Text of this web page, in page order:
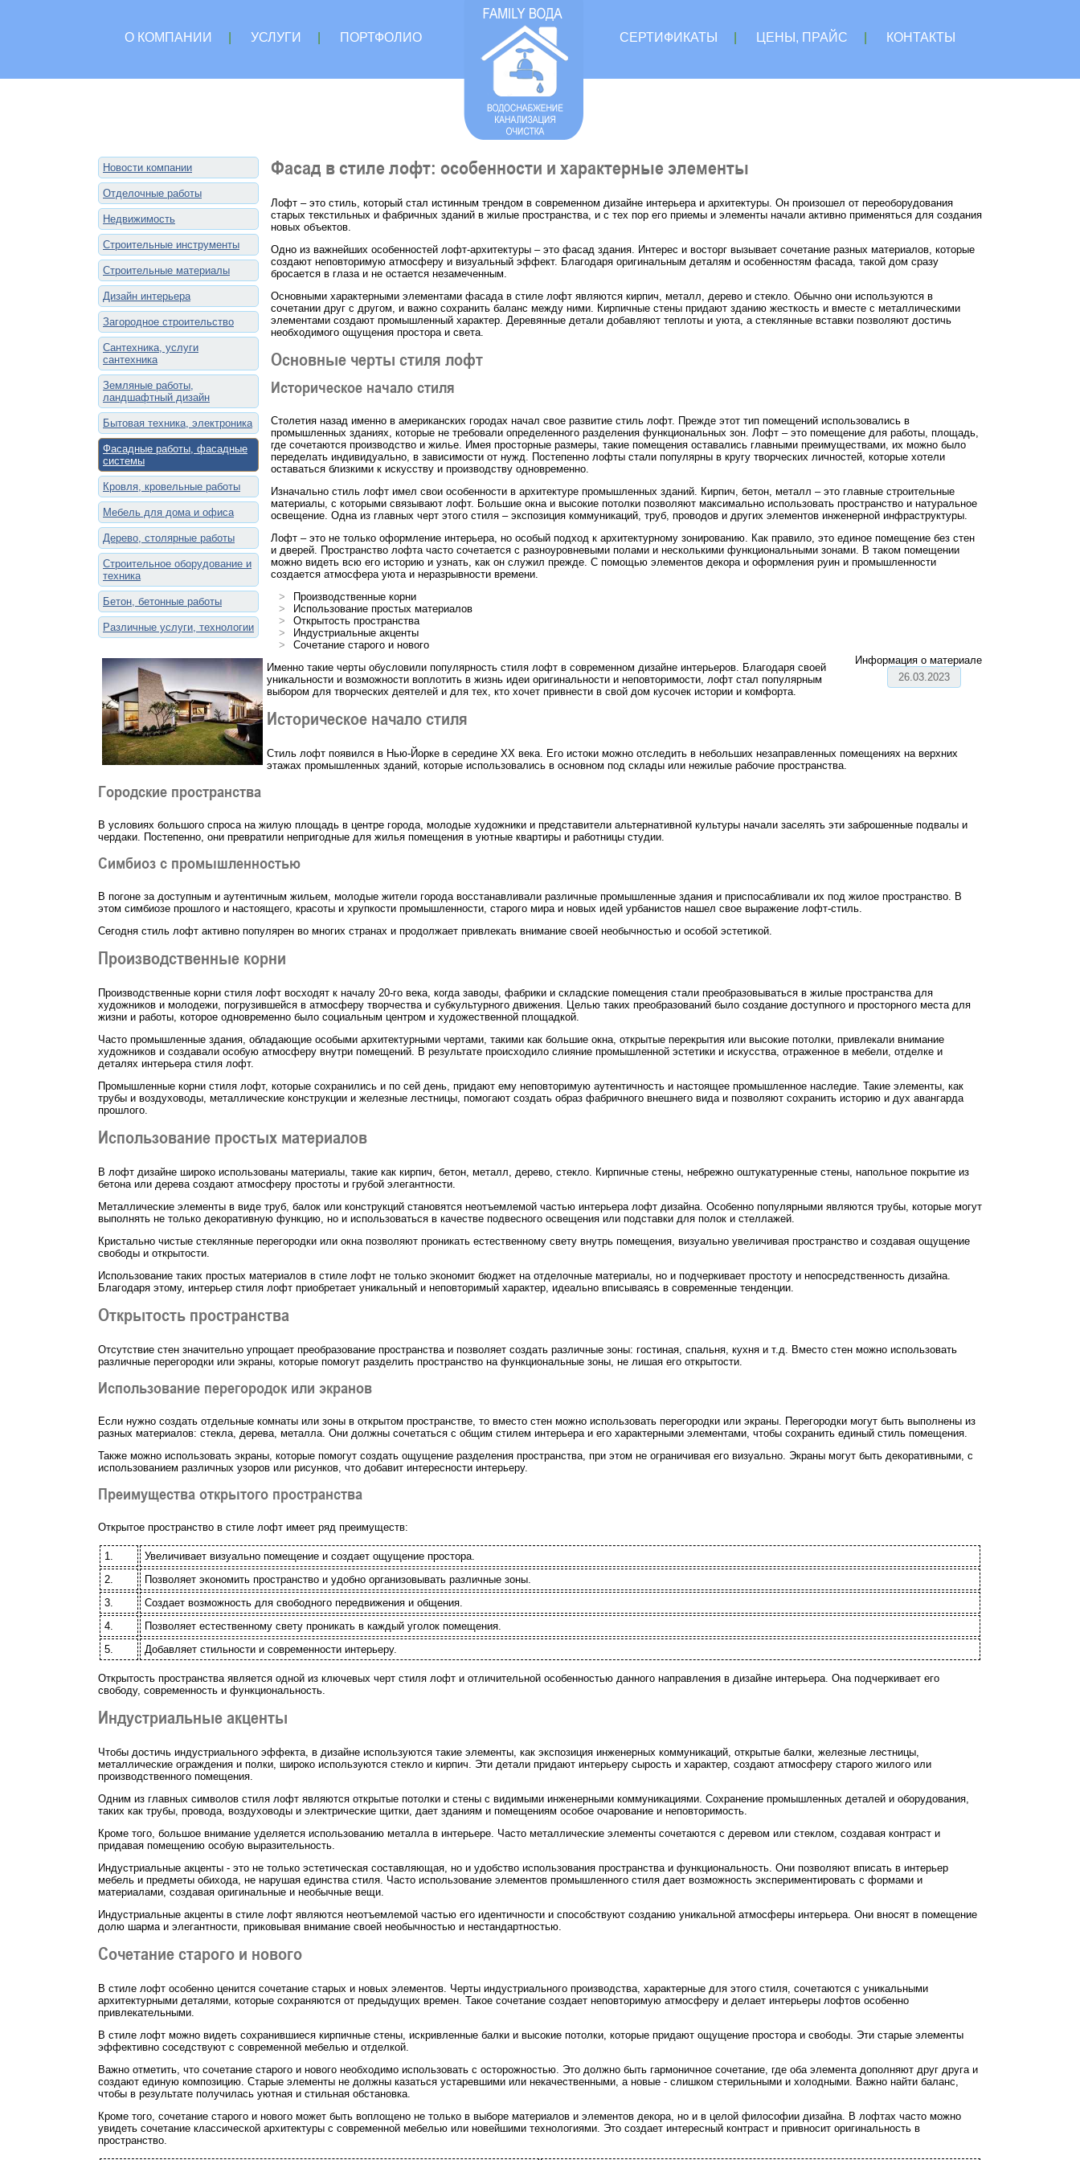
О КОМПАНИИ УСЛУГИ ПОРТФОЛИО СЕРТИФИКАТЫ ЦЕНЫ, ПРАЙС КОНТАКТЫ
Новости компании
Отделочные работы
Недвижимость
Строительные инструменты
Строительные материалы
Дизайн интерьера
Загородное строительство
Сантехника, услуги
сантехника
Земляные работы,
ландшафтный дизайн
Бытовая техника, электроника
Фасадные работы, фасадные
системы
Кровля, кровельные работы
Мебель для дома и офиса
Дерево, столярные работы
Строительное оборудование и
техника
Бетон, бетонные работы
Различные услуги, технологии
Фасад в стиле лофт: особенности и характерные элементы
Информация о материале
26.03.2023
Лофт – это стиль, который стал истинным трендом в современном дизайне интерьера и архитектуры. Он произошел от переоборудования
старых текстильных и фабричных зданий в жилые пространства, и с тех пор его приемы и элементы начали активно применяться для создания
новых объектов.
Одно из важнейших особенностей лофт-архитектуры – это фасад здания. Интерес и восторг вызывает сочетание разных материалов, которые
создают неповторимую атмосферу и визуальный эффект. Благодаря оригинальным деталям и особенностям фасада, такой дом сразу
бросается в глаза и не остается незамеченным.
Основными характерными элементами фасада в стиле лофт являются кирпич, металл, дерево и стекло. Обычно они используются в
сочетании друг с другом, и важно сохранить баланс между ними. Кирпичные стены придают зданию жесткость и вместе с металлическими
элементами создают промышленный характер. Деревянные детали добавляют теплоты и уюта, а стеклянные вставки позволяют достичь
необходимого ощущения простора и света.
Основные черты стиля лофт
Историческое начало стиля
Столетия назад именно в американских городах начал свое развитие стиль лофт. Прежде этот тип помещений использовались в
промышленных зданиях, которые не требовали определенного разделения функциональных зон. Лофт – это помещение для работы, площадь,
где сочетаются производство и жилье. Имея просторные размеры, такие помещения оставались главными преимуществами, их можно было
переделать индивидуально, в зависимости от нужд. Постепенно лофты стали популярны в кругу творческих личностей, которые хотели
оставаться близкими к искусству и производству одновременно.
Изначально стиль лофт имел свои особенности в архитектуре промышленных зданий. Кирпич, бетон, металл – это главные строительные
материалы, с которыми связывают лофт. Большие окна и высокие потолки позволяют максимально использовать пространство и натуральное
освещение. Одна из главных черт этого стиля – экспозиция коммуникаций, труб, проводов и других элементов инженерной инфраструктуры.
Лофт – это не только оформление интерьера, но особый подход к архитектурному зонированию. Как правило, это единое помещение без стен
и дверей. Пространство лофта часто сочетается с разноуровневыми полами и несколькими функциональными зонами. В таком помещении
можно видеть всю его историю и узнать, как он служил прежде. С помощью элементов декора и оформления руин и промышленности
создается атмосфера уюта и неразрывности времени.
Производственные корни
Использование простых материалов
Открытость пространства
Индустриальные акценты
Сочетание старого и нового
Именно такие черты обусловили популярность стиля лофт в современном дизайне интерьеров. Благодаря своей
уникальности и возможности воплотить в жизнь идеи оригинальности и неповторимости, лофт стал популярным
выбором для творческих деятелей и для тех, кто хочет привнести в свой дом кусочек истории и комфорта.
Историческое начало стиля
Стиль лофт появился в Нью-Йорке в середине XX века. Его истоки можно отследить в небольших незаправленных помещениях на верхних
этажах промышленных зданий, которые использовались в основном под склады или нежилые рабочие пространства.
Городские пространства
В условиях большого спроса на жилую площадь в центре города, молодые художники и представители альтернативной культуры начали заселять эти заброшенные подвалы и
чердаки. Постепенно, они превратили непригодные для жилья помещения в уютные квартиры и работницы студии.
Симбиоз с промышленностью
В погоне за доступным и аутентичным жильем, молодые жители города восстанавливали различные промышленные здания и приспосабливали их под жилое пространство. В
этом симбиозе прошлого и настоящего, красоты и хрупкости промышленности, старого мира и новых идей урбанистов нашел свое выражение лофт-стиль.
Сегодня стиль лофт активно популярен во многих странах и продолжает привлекать внимание своей необычностью и особой эстетикой.
Производственные корни
Производственные корни стиля лофт восходят к началу 20-го века, когда заводы, фабрики и складские помещения стали преобразовываться в жилые пространства для
художников и молодежи, погрузившейся в атмосферу творчества и субкультурного движения. Целью таких преобразований было создание доступного и просторного места для
жизни и работы, которое одновременно было социальным центром и художественной площадкой.
Часто промышленные здания, обладающие особыми архитектурными чертами, такими как большие окна, открытые перекрытия или высокие потолки, привлекали внимание
художников и создавали особую атмосферу внутри помещений. В результате происходило слияние промышленной эстетики и искусства, отраженное в мебели, отделке и
деталях интерьера стиля лофт.
Промышленные корни стиля лофт, которые сохранились и по сей день, придают ему неповторимую аутентичность и настоящее промышленное наследие. Такие элементы, как
трубы и воздуховоды, металлические конструкции и железные лестницы, помогают создать образ фабричного внешнего вида и позволяют сохранить историю и дух авангарда
прошлого.
Использование простых материалов
В лофт дизайне широко использованы материалы, такие как кирпич, бетон, металл, дерево, стекло. Кирпичные стены, небрежно оштукатуренные стены, напольное покрытие из
бетона или дерева создают атмосферу простоты и грубой элегантности.
Металлические элементы в виде труб, балок или конструкций становятся неотъемлемой частью интерьера лофт дизайна. Особенно популярными являются трубы, которые могут
выполнять не только декоративную функцию, но и использоваться в качестве подвесного освещения или подставки для полок и стеллажей.
Кристально чистые стеклянные перегородки или окна позволяют проникать естественному свету внутрь помещения, визуально увеличивая пространство и создавая ощущение
свободы и открытости.
Использование таких простых материалов в стиле лофт не только экономит бюджет на отделочные материалы, но и подчеркивает простоту и непосредственность дизайна.
Благодаря этому, интерьер стиля лофт приобретает уникальный и неповторимый характер, идеально вписываясь в современные тенденции.
Открытость пространства
Отсутствие стен значительно упрощает преобразование пространства и позволяет создать различные зоны: гостиная, спальня, кухня и т.д. Вместо стен можно использовать
различные перегородки или экраны, которые помогут разделить пространство на функциональные зоны, не лишая его открытости.
Использование перегородок или экранов
Если нужно создать отдельные комнаты или зоны в открытом пространстве, то вместо стен можно использовать перегородки или экраны. Перегородки могут быть выполнены из
разных материалов: стекла, дерева, металла. Они должны сочетаться с общим стилем интерьера и его характерными элементами, чтобы сохранить единый стиль помещения.
Также можно использовать экраны, которые помогут создать ощущение разделения пространства, при этом не ограничивая его визуально. Экраны могут быть декоративными, с
использованием различных узоров или рисунков, что добавит интересности интерьеру.
Преимущества открытого пространства
Открытое пространство в стиле лофт имеет ряд преимуществ:
1.
Увеличивает визуально помещение и создает ощущение простора.
2.
Позволяет экономить пространство и удобно организовывать различные зоны.
3.
Создает возможность для свободного передвижения и общения.
4.
Позволяет естественному свету проникать в каждый уголок помещения.
5.
Добавляет стильности и современности интерьеру.
Открытость пространства является одной из ключевых черт стиля лофт и отличительной особенностью данного направления в дизайне интерьера. Она подчеркивает его
свободу, современность и функциональность.
Индустриальные акценты
Чтобы достичь индустриального эффекта, в дизайне используются такие элементы, как экспозиция инженерных коммуникаций, открытые балки, железные лестницы,
металлические ограждения и полки, широко используются стекло и кирпич. Эти детали придают интерьеру сырость и характер, создают атмосферу старого жилого или
производственного помещения.
Одним из главных символов стиля лофт являются открытые потолки и стены с видимыми инженерными коммуникациями. Сохранение промышленных деталей и оборудования,
таких как трубы, провода, воздуховоды и электрические щитки, дает зданиям и помещениям особое очарование и неповторимость.
Кроме того, большое внимание уделяется использованию металла в интерьере. Часто металлические элементы сочетаются с деревом или стеклом, создавая контраст и
придавая помещению особую выразительность.
Индустриальные акценты - это не только эстетическая составляющая, но и удобство использования пространства и функциональность. Они позволяют вписать в интерьер
мебель и предметы обихода, не нарушая единства стиля. Часто использование элементов промышленного стиля дает возможность экспериментировать с формами и
материалами, создавая оригинальные и необычные вещи.
Индустриальные акценты в стиле лофт являются неотъемлемой частью его идентичности и способствуют созданию уникальной атмосферы интерьера. Они вносят в помещение
долю шарма и элегантности, приковывая внимание своей необычностью и нестандартностью.
Сочетание старого и нового
В стиле лофт особенно ценится сочетание старых и новых элементов. Черты индустриального производства, характерные для этого стиля, сочетаются с уникальными
архитектурными деталями, которые сохраняются от предыдущих времен. Такое сочетание создает неповторимую атмосферу и делает интерьеры лофтов особенно
привлекательными.
В стиле лофт можно видеть сохранившиеся кирпичные стены, искривленные балки и высокие потолки, которые придают ощущение простора и свободы. Эти старые элементы
эффективно соседствуют с современной мебелью и отделкой.
Важно отметить, что сочетание старого и нового необходимо использовать с осторожностью. Это должно быть гармоничное сочетание, где оба элемента дополняют друг друга и
создают единую композицию. Старые элементы не должны казаться устаревшими или некачественными, а новые - слишком стерильными и холодными. Важно найти баланс,
чтобы в результате получилась уютная и стильная обстановка.
Кроме того, сочетание старого и нового может быть воплощено не только в выборе материалов и элементов декора, но и в целой философии дизайна. В лофтах часто можно
увидеть сочетание классической архитектуры с современной мебелью или новейшими технологиями. Это создает интересный контраст и привносит оригинальность в
пространство.